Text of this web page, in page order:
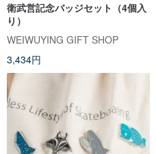
衛武営記念バッジセット（4個入
り）
WEIWUYING GIFT SHOP
3,434円